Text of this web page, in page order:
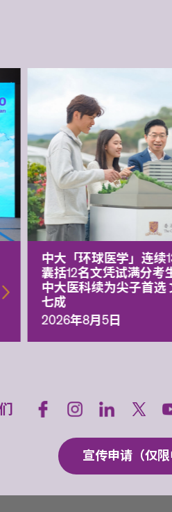
中大「环球医学」连续
囊括12名文凭试满分考
中大医科续为尖子首选
七成
2026年8月5日
宣传申请（仅限